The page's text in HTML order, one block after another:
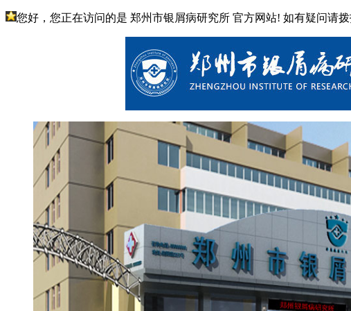
您好，您正在访问的是 郑州市银屑病研究所 官方网站! 如有疑问请拨